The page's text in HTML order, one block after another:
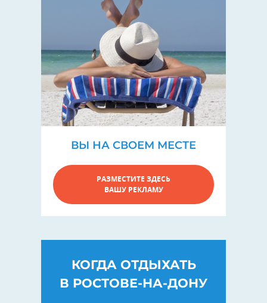
ВЫ НА СВОЕМ МЕСТЕ
РАЗМЕСТИТЕ ЗДЕСЬ
ВАШУ РЕКЛАМУ
КОГДА ОТДЫХАТЬ
В РОСТОВЕ-НА-ДОНУ